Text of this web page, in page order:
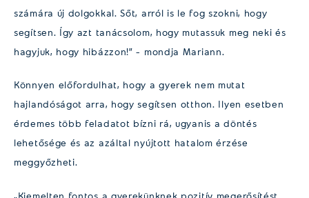
számára új dolgokkal. Sőt, arról is le fog szokni, hogy
segítsen. Így azt tanácsolom, hogy mutassuk meg neki és
hagyjuk, hogy hibázzon!” – mondja Mariann.
Könnyen előfordulhat, hogy a gyerek nem mutat
hajlandóságot arra, hogy segítsen otthon. Ilyen esetben
érdemes több feladatot bízni rá, ugyanis a döntés
lehetősége és az azáltal nyújtott hatalom érzése
meggyőzheti.